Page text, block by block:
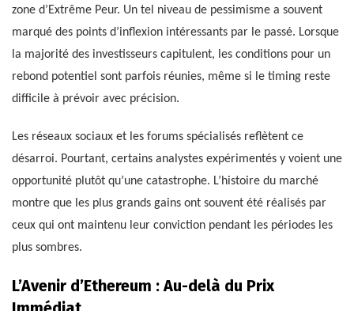
zone d’Extrême Peur. Un tel niveau de pessimisme a souvent
marqué des points d’inflexion intéressants par le passé. Lorsque
la majorité des investisseurs capitulent, les conditions pour un
rebond potentiel sont parfois réunies, même si le timing reste
difficile à prévoir avec précision.
Les réseaux sociaux et les forums spécialisés reflètent ce
désarroi. Pourtant, certains analystes expérimentés y voient une
opportunité plutôt qu’une catastrophe. L’histoire du marché
montre que les plus grands gains ont souvent été réalisés par
ceux qui ont maintenu leur conviction pendant les périodes les
plus sombres.
L’Avenir d’Ethereum : Au-delà du Prix